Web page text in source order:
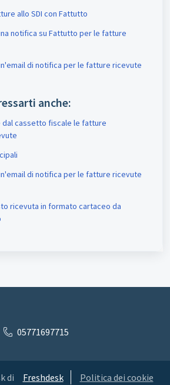
allo SDI con Fattutto
notifica su Fattutto per le fatture
di notifica per le fatture ricevute
anche:
dal cassetto fiscale le fatture
di notifica per le fatture ricevute
ricevuta in formato cartaceo da
05771697715
di Freshdesk Politica dei cookie